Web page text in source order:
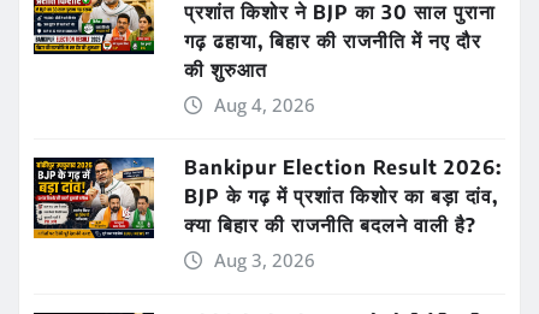
प्रशांत किशोर ने BJP का 30 साल पुराना
गढ़ ढहाया, बिहार की राजनीति में नए दौर
की शुरुआत
Aug 4, 2026
Bankipur Election Result 2026:
BJP के गढ़ में प्रशांत किशोर का बड़ा दांव,
क्या बिहार की राजनीति बदलने वाली है?
Aug 3, 2026